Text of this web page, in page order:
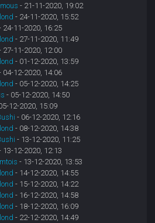
- 21-11-2020, 19:02
- 24-11-2020, 15:52
24-11-2020, 16:25
- 27-11-2020, 11:49
27-11-2020, 12:00
- 01-12-2020, 13:59
04-12-2020, 14:06
- 05-12-2020, 14:25
- 05-12-2020, 14:50
12-2020, 15:09
- 06-12-2020, 12:16
- 08-12-2020, 14:38
- 13-12-2020, 11:25
13-12-2020, 12:13
- 13-12-2020, 13:53
- 14-12-2020, 14:55
- 15-12-2020, 14:22
- 16-12-2020, 14:58
- 18-12-2020, 16:09
- 22-12-2020, 14:49